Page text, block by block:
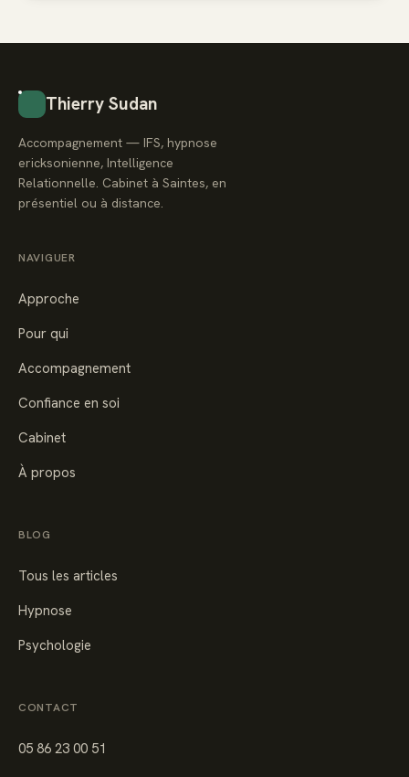
Thierry Sudan
Accompagnement — IFS, hypnose
ericksonienne, Intelligence
Relationnelle. Cabinet à Saintes, en
présentiel ou à distance.
NAVIGUER
Approche
Pour qui
Accompagnement
Confiance en soi
Cabinet
À propos
BLOG
Tous les articles
Hypnose
Psychologie
CONTACT
05 86 23 00 51